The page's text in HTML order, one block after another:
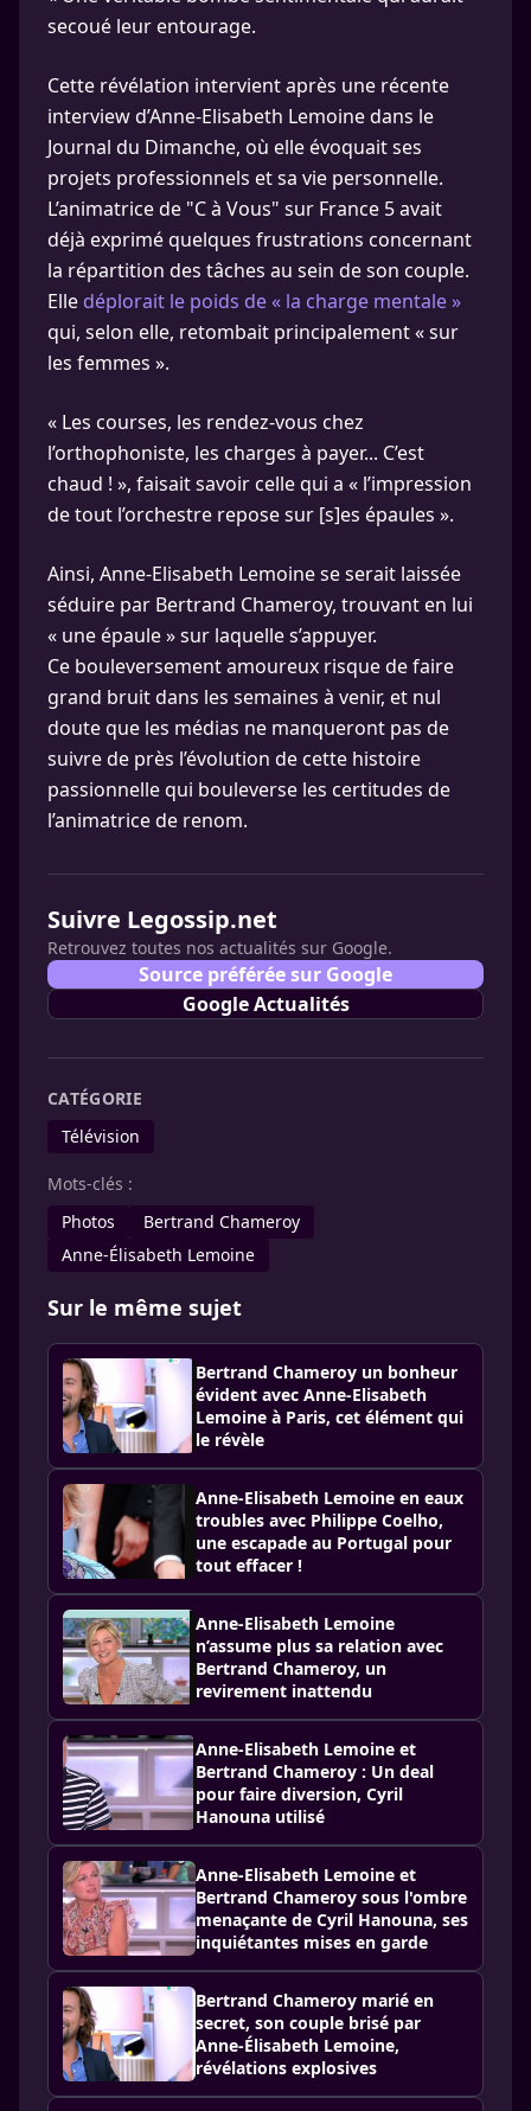
secoué leur entourage.
Cette révélation intervient après une récente
interview d’Anne-Elisabeth Lemoine dans le
Journal du Dimanche, où elle évoquait ses
projets professionnels et sa vie personnelle.
L’animatrice de "C à Vous" sur France 5 avait
déjà exprimé quelques frustrations concernant
la répartition des tâches au sein de son couple.
Elle déplorait le poids de « la charge mentale »
qui, selon elle, retombait principalement « sur
les femmes ».
« Les courses, les rendez-vous chez
l’orthophoniste, les charges à payer... C’est
chaud ! », faisait savoir celle qui a « l’impression
de tout l’orchestre repose sur [s]es épaules ».
Ainsi, Anne-Elisabeth Lemoine se serait laissée
séduire par Bertrand Chameroy, trouvant en lui
« une épaule » sur laquelle s’appuyer.
Ce bouleversement amoureux risque de faire
grand bruit dans les semaines à venir, et nul
doute que les médias ne manqueront pas de
suivre de près l’évolution de cette histoire
passionnelle qui bouleverse les certitudes de
l’animatrice de renom.
Suivre Legossip.net
Retrouvez toutes nos actualités sur Google.
Source préférée sur Google
Google Actualités
CATÉGORIE
Télévision
Mots-clés :
Photos
Bertrand Chameroy
Anne-Élisabeth Lemoine
Sur le même sujet
Bertrand Chameroy un bonheur
évident avec Anne-Elisabeth
Lemoine à Paris, cet élément qui
le révèle
Anne-Elisabeth Lemoine en eaux
troubles avec Philippe Coelho,
une escapade au Portugal pour
tout effacer !
Anne-Elisabeth Lemoine
n’assume plus sa relation avec
Bertrand Chameroy, un
revirement inattendu
Anne-Elisabeth Lemoine et
Bertrand Chameroy : Un deal
pour faire diversion, Cyril
Hanouna utilisé
Anne-Elisabeth Lemoine et
Bertrand Chameroy sous l'ombre
menaçante de Cyril Hanouna, ses
inquiétantes mises en garde
Bertrand Chameroy marié en
secret, son couple brisé par
Anne-Élisabeth Lemoine,
révélations explosives